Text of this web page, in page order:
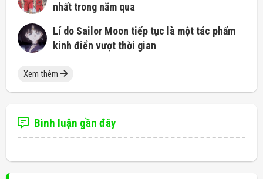
nhất trong năm qua
Lí do Sailor Moon tiếp tục là một tác phẩm
kinh điển vượt thời gian
Xem thêm
Bình luận gần đây